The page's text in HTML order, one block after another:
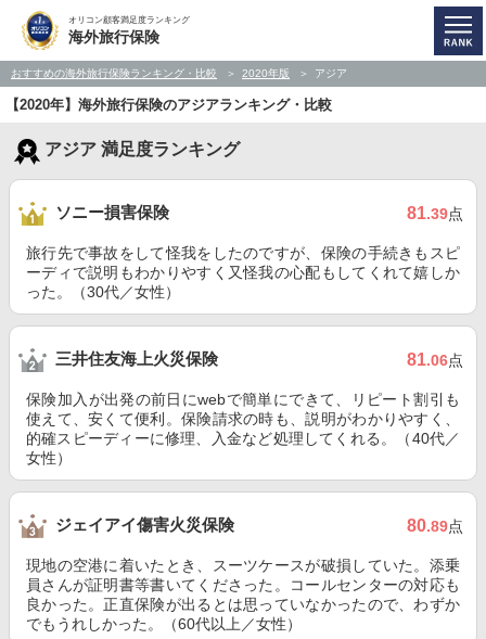
オリコン顧客満足度ランキング
海外旅行保険
おすすめの海外旅行保険ランキング・比較 2020年版 アジア
【2020年】海外旅行保険のアジアランキング・比較
アジア 満足度ランキング
ソニー損害保険 81.39点
旅行先で事故をして怪我をしたのですが、保険の手続きもスピ
ーディで説明もわかりやすく又怪我の心配もしてくれて嬉しか
った。（30代／女性）
三井住友海上火災保険 81.06点
保険加入が出発の前日にwebで簡単にできて、リピート割引も
使えて、安くて便利。保険請求の時も、説明がわかりやすく、
的確スピーディーに修理、入金など処理してくれる。（40代／
女性）
ジェイアイ傷害火災保険 80.89点
現地の空港に着いたとき、スーツケースが破損していた。添乗
員さんが証明書等書いてくださった。コールセンターの対応も
良かった。正直保険が出るとは思っていなかったので、わずか
でもうれしかった。（60代以上／女性）